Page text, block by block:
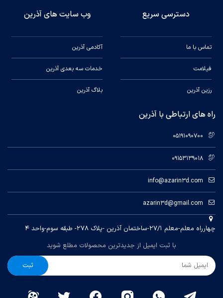
دسترسی سریع
تماس با ما
فیلامت
رزین آذرین
وب سایت های آذرین
آکادمی آذرین
خدمات سه بعدی آذرین
بلاگ آذرین
راه های ارتباطی با آذرین
05191090700
09153139018
info@azarin3d.com
azarin3d@gmail.com
چهارراه معلم-معلم ۲۷/۱-ساختمان آذرین -پلاک ۲۷۸- طبقه سوم-واحد ۴
با ثبت ایمیل از جدیدترین محصولات مطلع شوید
ثبت